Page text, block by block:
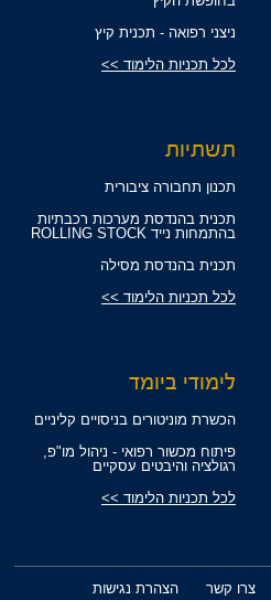
ניצני רפואה - תכנית קיץ
לכל תכניות הלימוד >>
תשתיות
תכנון תחבורה ציבורית
תכנית בהנדסת מערכות רכבתיות
בהתמחות נייד ROLLING STOCK
תכנית בהנדסת מסילה
לכל תכניות הלימוד >>
לימודי ביומד
הכשרת מוניטורים בניסויים קליניים
פיתוח מכשור רפואי - ניהול מו"פ,
רגולציה והיבטים עסקיים
לכל תכניות הלימוד >>
צרו קשר הצהרת נגישות